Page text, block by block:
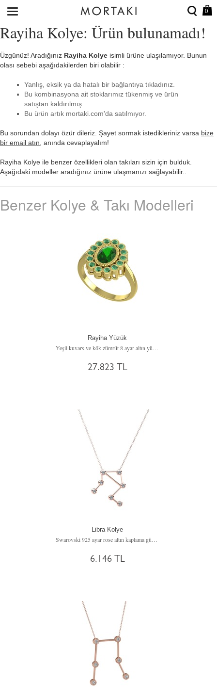
0
Rayiha Kolye: Ürün bulunamadı!
Üzgünüz! Aradığınız Rayiha Kolye isimli ürüne ulaşılamıyor. Bunun
olası sebebi aşağıdakilerden biri olabilir :
Yanlış, eksik ya da hatalı bir bağlantıya tıkladınız.
Bu kombinasyona ait stoklarımız tükenmiş ve ürün
satıştan kaldırılmış.
Bu ürün artık mortaki.com'da satılmıyor.
Bu sorundan dolayı özür dileriz. Şayet sormak istedikleriniz varsa bize
bir email atın , anında cevaplayalım!
Rayiha Kolye ile benzer özellikleri olan takıları sizin için bulduk.
Aşağıdaki modeller aradığınız ürüne ulaşmanızı sağlayabilir..
Benzer Kolye & Takı Modelleri
Rayiha Yüzük
27.823 TL
Libra Kolye
6.146 TL